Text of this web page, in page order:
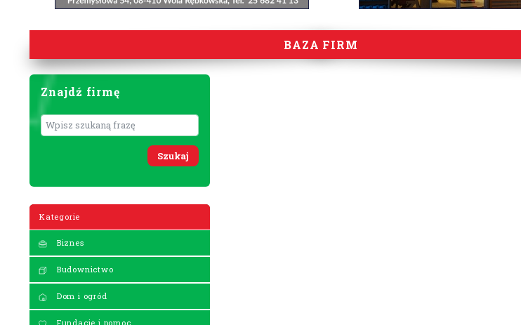
BAZA FIRM
Znajdź firmę
Wyszukaj
Kategorie
Biznes
Budownictwo
Dom i ogród
Fundacje i pomoc